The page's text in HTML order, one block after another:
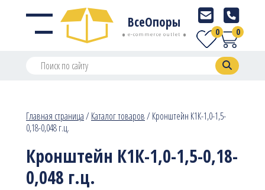
ВсеОпоры
e-commerce outlet 0
0
Главная страница/Каталог товаров/Кронштейн К1К-1,0-1,5-
0,18-0,048 г.ц.
Кронштейн К1К-1,0-1,5-0,18-
0,048 г.ц.